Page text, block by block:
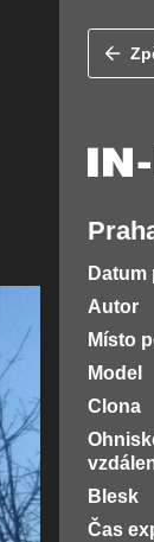
Datum
Autor
Místo
Model
Clona
Blesk
Čas